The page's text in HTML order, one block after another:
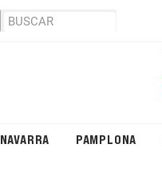
NAVARRA PAMPLONA